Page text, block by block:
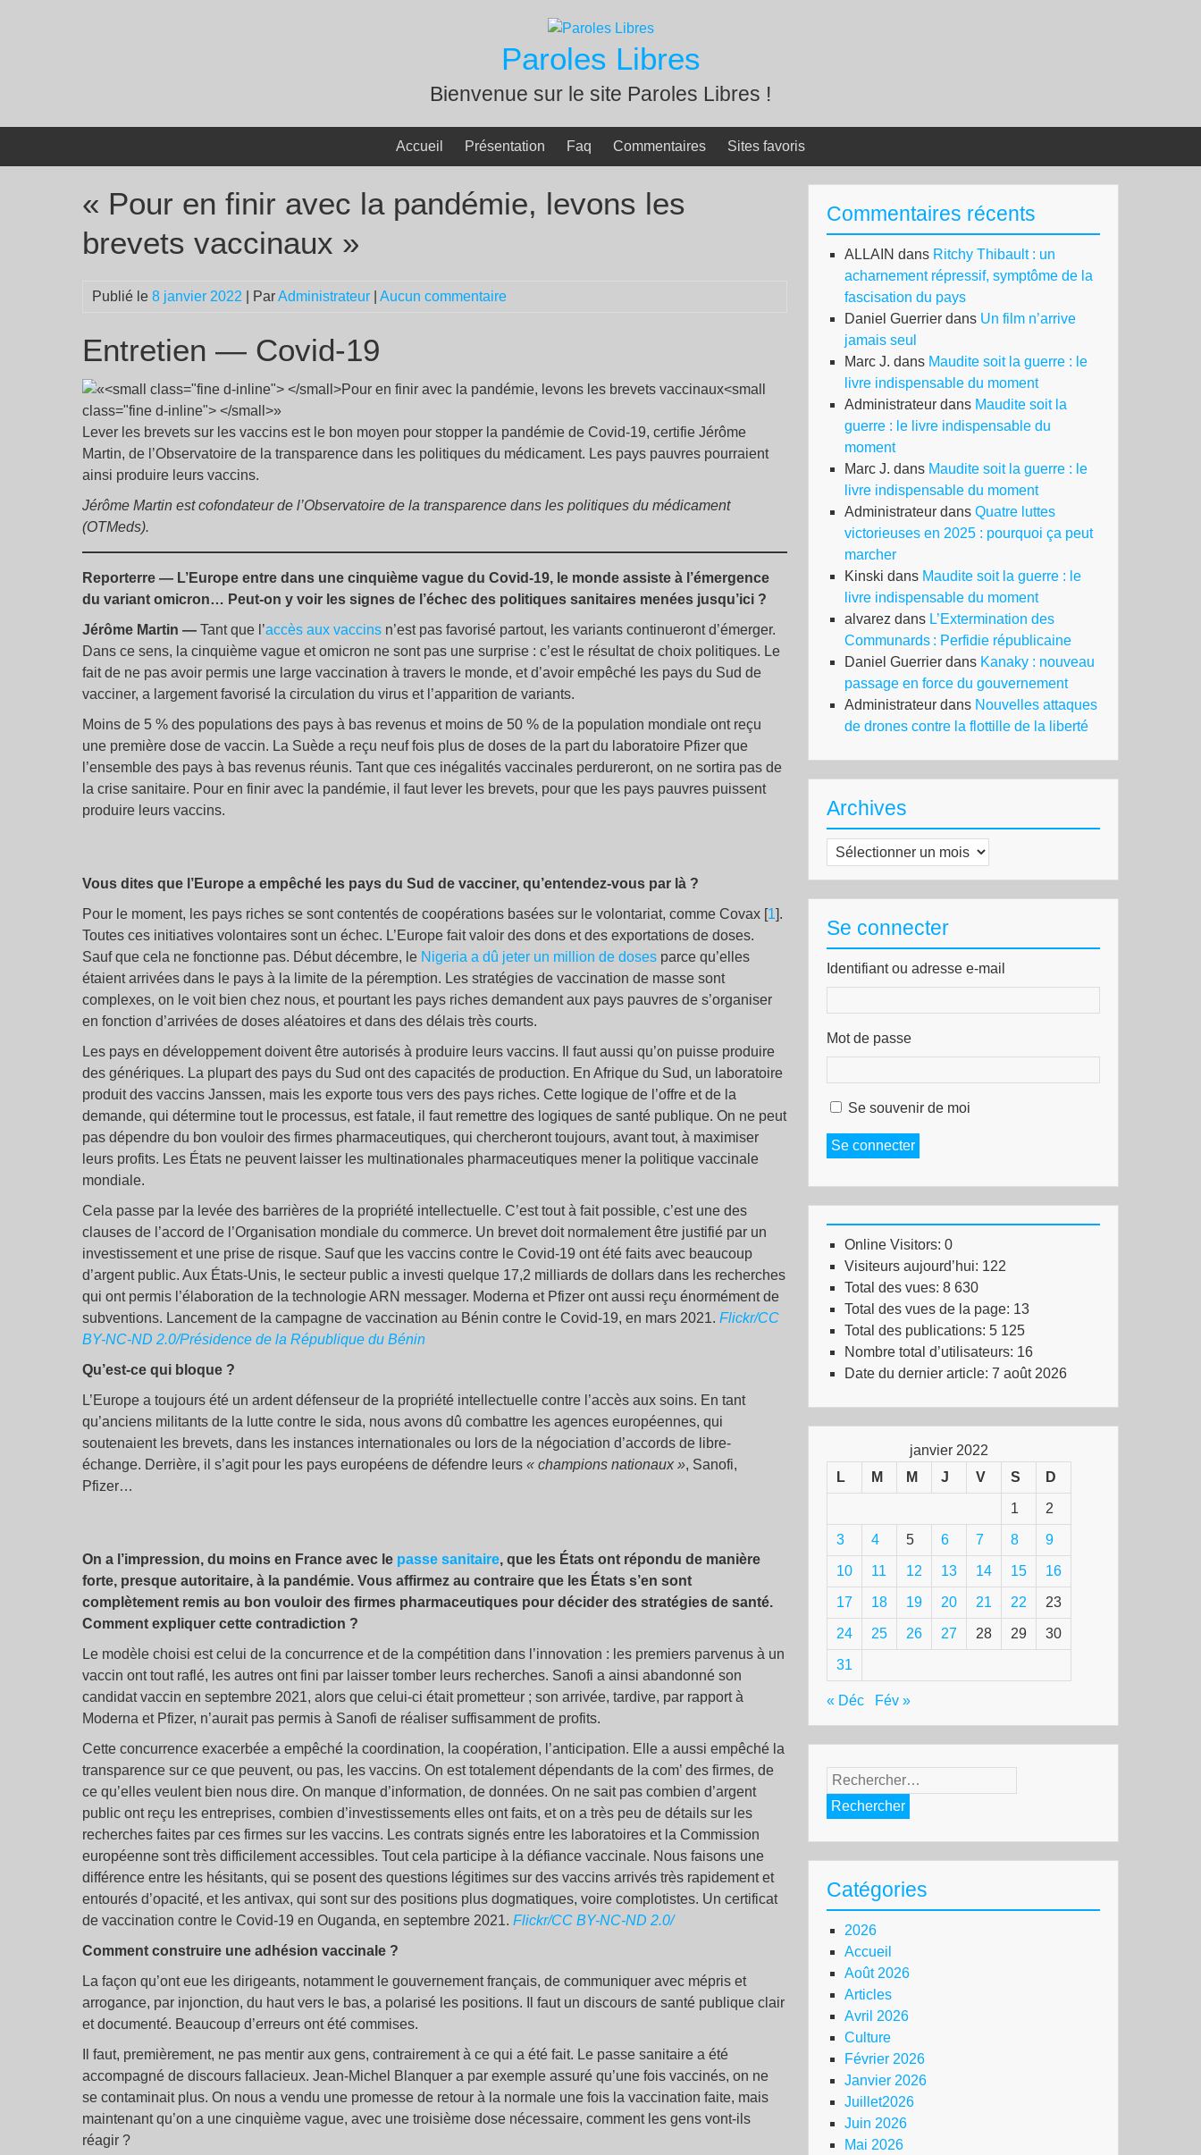
Paroles Libres
Bienvenue sur le site Paroles Libres !
Accueil Présentation Faq Commentaires Sites favoris
« Pour en finir avec la pandémie, levons les
brevets vaccinaux »
Publié le 8 janvier 2022 | ParAdministrateur Aucun commentaire
Entretien — Covid-19
Lever les brevets sur les vaccins est le bon moyen pour stopper la pandémie de Covid-19, certifie Jérôme
Martin, de l’Observatoire de la transparence dans les politiques du médicament. Les pays pauvres pourraient
ainsi produire leurs vaccins.
Jérôme Martin est cofondateur de l’Observatoire de la transparence dans les politiques du médicament
(OTMeds).
Reporterre — L’Europe entre dans une cinquième vague du Covid-19, le monde assiste à l’émergence
du variant omicron… Peut-on y voir les signes de l’échec des politiques sanitaires menées jusqu’ici ?
Jérôme Martin — Tant que l’accès aux vaccins n’est pas favorisé partout, les variants continueront d’émerger.
Dans ce sens, la cinquième vague et omicron ne sont pas une surprise : c’est le résultat de choix politiques. Le
fait de ne pas avoir permis une large vaccination à travers le monde, et d’avoir empêché les pays du Sud de
vacciner, a largement favorisé la circulation du virus et l’apparition de variants.
Moins de 5 % des populations des pays à bas revenus et moins de 50 % de la population mondiale ont reçu
une première dose de vaccin. La Suède a reçu neuf fois plus de doses de la part du laboratoire Pfizer que
l’ensemble des pays à bas revenus réunis. Tant que ces inégalités vaccinales perdureront, on ne sortira pas de
la crise sanitaire. Pour en finir avec la pandémie, il faut lever les brevets, pour que les pays pauvres puissent
produire leurs vaccins.
Vous dites que l’Europe a empêché les pays du Sud de vacciner, qu’entendez-vous par là ?
Pour le moment, les pays riches se sont contentés de coopérations basées sur le volontariat, comme Covax [1].
Toutes ces initiatives volontaires sont un échec. L’Europe fait valoir des dons et des exportations de doses.
Sauf que cela ne fonctionne pas. Début décembre, le Nigeria a dû jeter un million de doses parce qu’elles
étaient arrivées dans le pays à la limite de la péremption. Les stratégies de vaccination de masse sont
complexes, on le voit bien chez nous, et pourtant les pays riches demandent aux pays pauvres de s’organiser
en fonction d’arrivées de doses aléatoires et dans des délais très courts.
Les pays en développement doivent être autorisés à produire leurs vaccins. Il faut aussi qu’on puisse produire
des génériques. La plupart des pays du Sud ont des capacités de production. En Afrique du Sud, un laboratoire
produit des vaccins Janssen, mais les exporte tous vers des pays riches. Cette logique de l’offre et de la
demande, qui détermine tout le processus, est fatale, il faut remettre des logiques de santé publique. On ne peut
pas dépendre du bon vouloir des firmes pharmaceutiques, qui chercheront toujours, avant tout, à maximiser
leurs profits. Les États ne peuvent laisser les multinationales pharmaceutiques mener la politique vaccinale
mondiale.
Cela passe par la levée des barrières de la propriété intellectuelle. C’est tout à fait possible, c’est une des
clauses de l’accord de l’Organisation mondiale du commerce. Un brevet doit normalement être justifié par un
investissement et une prise de risque. Sauf que les vaccins contre le Covid-19 ont été faits avec beaucoup
d’argent public. Aux États-Unis, le secteur public a investi quelque 17,2 milliards de dollars dans les recherches
qui ont permis l’élaboration de la technologie ARN messager. Moderna et Pfizer ont aussi reçu énormément de
subventions. Lancement de la campagne de vaccination au Bénin contre le Covid-19, en mars 2021. Flickr/CC
BY-NC-ND 2.0/Présidence de la République du Bénin
Qu’est-ce qui bloque ?
L’Europe a toujours été un ardent défenseur de la propriété intellectuelle contre l’accès aux soins. En tant
qu’anciens militants de la lutte contre le sida, nous avons dû combattre les agences européennes, qui
soutenaient les brevets, dans les instances internationales ou lors de la négociation d’accords de libre-
échange. Derrière, il s’agit pour les pays européens de défendre leurs « champions nationaux », Sanofi,
Pfizer…
On a l’impression, du moins en France avec le passe sanitaire, que les États ont répondu de manière
forte, presque autoritaire, à la pandémie. Vous affirmez au contraire que les États s’en sont
complètement remis au bon vouloir des firmes pharmaceutiques pour décider des stratégies de santé.
Comment expliquer cette contradiction ?
Le modèle choisi est celui de la concurrence et de la compétition dans l’innovation : les premiers parvenus à un
vaccin ont tout raflé, les autres ont fini par laisser tomber leurs recherches. Sanofi a ainsi abandonné son
candidat vaccin en septembre 2021, alors que celui-ci était prometteur ; son arrivée, tardive, par rapport à
Moderna et Pfizer, n’aurait pas permis à Sanofi de réaliser suffisamment de profits.
Cette concurrence exacerbée a empêché la coordination, la coopération, l’anticipation. Elle a aussi empêché la
transparence sur ce que peuvent, ou pas, les vaccins. On est totalement dépendants de la com’ des firmes, de
ce qu’elles veulent bien nous dire. On manque d’information, de données. On ne sait pas combien d’argent
public ont reçu les entreprises, combien d’investissements elles ont faits, et on a très peu de détails sur les
recherches faites par ces firmes sur les vaccins. Les contrats signés entre les laboratoires et la Commission
européenne sont très difficilement accessibles. Tout cela participe à la défiance vaccinale. Nous faisons une
différence entre les hésitants, qui se posent des questions légitimes sur des vaccins arrivés très rapidement et
entourés d’opacité, et les antivax, qui sont sur des positions plus dogmatiques, voire complotistes. Un certificat
de vaccination contre le Covid-19 en Ouganda, en septembre 2021. Flickr/CC BY-NC-ND 2.0/
Comment construire une adhésion vaccinale ?
La façon qu’ont eue les dirigeants, notamment le gouvernement français, de communiquer avec mépris et
arrogance, par injonction, du haut vers le bas, a polarisé les positions. Il faut un discours de santé publique clair
et documenté. Beaucoup d’erreurs ont été commises.
Il faut, premièrement, ne pas mentir aux gens, contrairement à ce qui a été fait. Le passe sanitaire a été
accompagné de discours fallacieux. Jean-Michel Blanquer a par exemple assuré qu’une fois vaccinés, on ne
se contaminait plus. On nous a vendu une promesse de retour à la normale une fois la vaccination faite, mais
maintenant qu’on a une cinquième vague, avec une troisième dose nécessaire, comment les gens vont-ils
réagir ?
Commentaires récents
ALLAIN dans Ritchy Thibault : un
acharnement répressif, symptôme de la
fascisation du pays
Daniel Guerrier dans Un film n’arrive
jamais seul
Marc J. dans Maudite soit la guerre : le
livre indispensable du moment
Administrateur dans Maudite soit la
guerre : le livre indispensable du
moment
Marc J. dans Maudite soit la guerre : le
livre indispensable du moment
Administrateur dans Quatre luttes
victorieuses en 2025 : pourquoi ça peut
marcher
Kinski dans Maudite soit la guerre : le
livre indispensable du moment
alvarez dans L’Extermination des
Communards : Perfidie républicaine
Daniel Guerrier dans Kanaky : nouveau
passage en force du gouvernement
Administrateur dans Nouvelles attaques
de drones contre la flottille de la liberté
Archives
Archives
Se connecter
Identifiant ou adresse e-mail
Mot de passe
Se souvenir de moi
Se connecter
Online Visitors: 0
Visiteurs aujourd’hui: 122
Total des vues: 8 630
Total des vues de la page: 13
Total des publications: 5 125
Nombre total d’utilisateurs: 16
Date du dernier article: 7 août 2026
janvier 2022
L
M M J V S D
1 2
3 4 5 6 7 8 9
10 11 12 13 14 15 16
17 18 19 20 21 22 23
24 25 26 27 28 29 30
31
« Déc Fév »
Rechercher :
Catégories
2026
Accueil
Août 2026
Articles
Avril 2026
Culture
Février 2026
Janvier 2026
Juillet2026
Juin 2026
Mai 2026